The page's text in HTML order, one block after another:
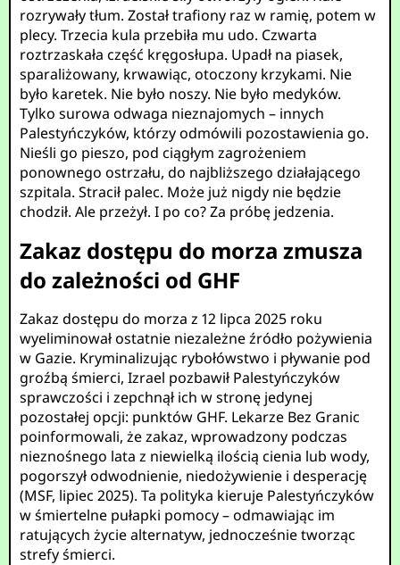
rozrywały tłum. Został trafiony raz w ramię, potem w
plecy. Trzecia kula przebiła mu udo. Czwarta
roztrzaskała część kręgosłupa. Upadł na piasek,
sparaliżowany, krwawiąc, otoczony krzykami. Nie
było karetek. Nie było noszy. Nie było medyków.
Tylko surowa odwaga nieznajomych – innych
Palestyńczyków, którzy odmówili pozostawienia go.
Nieśli go pieszo, pod ciągłym zagrożeniem
ponownego ostrzału, do najbliższego działającego
szpitala. Stracił palec. Może już nigdy nie będzie
chodził. Ale przeżył. I po co? Za próbę jedzenia.
Zakaz dostępu do morza zmusza
do zależności od GHF
Zakaz dostępu do morza z 12 lipca 2025 roku
wyeliminował ostatnie niezależne źródło pożywienia
w Gazie. Kryminalizując rybołówstwo i pływanie pod
groźbą śmierci, Izrael pozbawił Palestyńczyków
sprawczości i zepchnął ich w stronę jedynej
pozostałej opcji: punktów GHF. Lekarze Bez Granic
poinformowali, że zakaz, wprowadzony podczas
nieznośnego lata z niewielką ilością cienia lub wody,
pogorszył odwodnienie, niedożywienie i desperację
(MSF, lipiec 2025). Ta polityka kieruje Palestyńczyków
w śmiertelne pułapki pomocy – odmawiając im
ratujących życie alternatyw, jednocześnie tworząc
strefy śmierci.